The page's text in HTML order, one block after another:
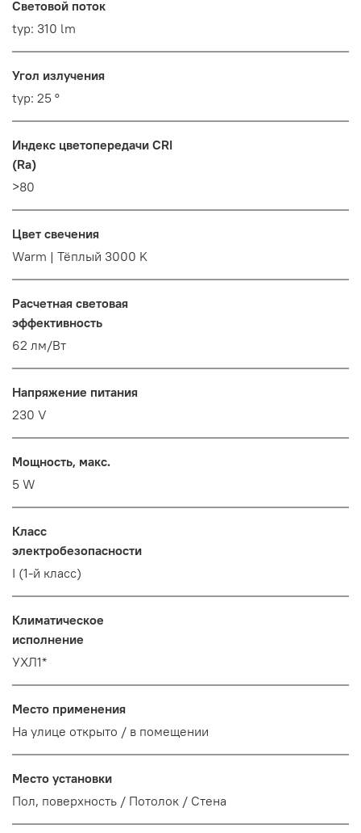
Световой поток
typ: 310 lm
Угол излучения
typ: 25 °
Индекс цветопередачи CRI
(Ra)
>80
Цвет свечения
Warm | Тёплый 3000 K
Расчетная световая
эффективность
62 лм/Вт
Напряжение питания
230 V
Мощность, макс.
5 W
Класс
электробезопасности
I (1-й класс)
Климатическое
исполнение
УХЛ1*
Место применения
На улице открыто / в помещении
Место установки
Пол, поверхность / Потолок / Стена